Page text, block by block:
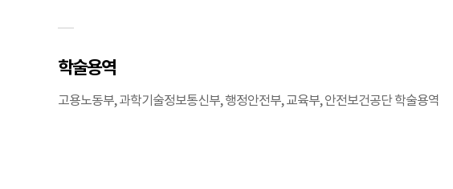
학술용역
고용노동부, 과학기술정보통신부, 행정안전부, 교육부, 안전보건공단 학술용역